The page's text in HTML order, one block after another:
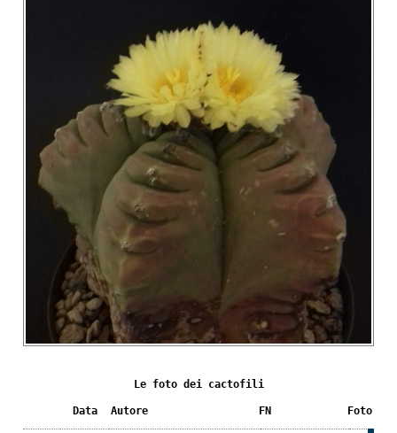
Le foto dei cactofili
Data Autore FN Foto